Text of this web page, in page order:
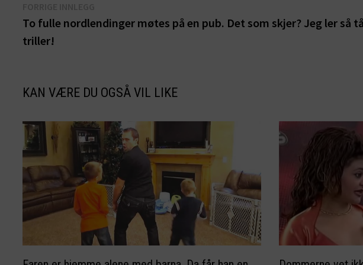
innlegg:
To fulle nordlendinger møtes på en pub. Det som skjer? Jeg ler så
triller!
KAN VÆRE DU OGSÅ VIL LIKE